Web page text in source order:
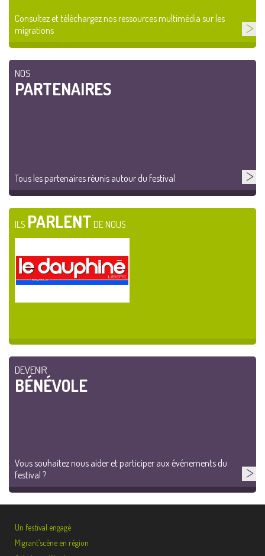
Consultez et téléchargez nos ressources multimédia sur les
migrations
NOS
PARTENAIRES
Tous les partenaires réunis autour du festival
ILS PARLENT DE NOUS
DEVENIR
BÉNÉVOLE
Vous souhaitez nous aider et participer aux événements du
festival ?
Un festival engagé
Migrant’scène en région